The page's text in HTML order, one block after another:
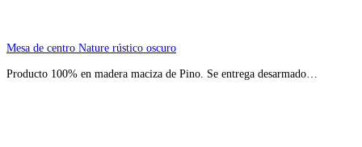
Mesa de centro Nature rústico oscuro
Producto 100% en madera maciza de Pino. Se entrega desarmado…